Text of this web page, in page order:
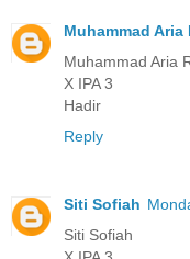
Muhammad Aria
Muhammad Aria
X IPA 3
Hadir
Reply
Siti Sofiah
Siti Sofiah